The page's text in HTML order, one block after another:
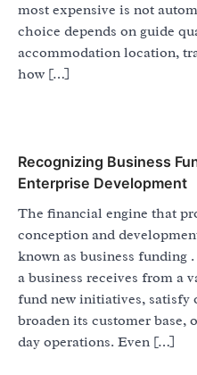
most expensive is not
choice depends on guide
accommodation location,
how […]
Recognizing Business
Enterprise Development
The financial engine that
conception and
known as business funding
a business receives from a
fund new initiatives, satisfy
broaden its customer base,
day operations. Even […]